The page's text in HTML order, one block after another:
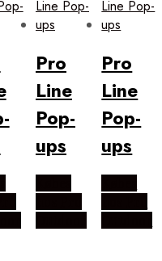
Pro
Line
Pop-
ups
Pro
Line
Pop-
ups